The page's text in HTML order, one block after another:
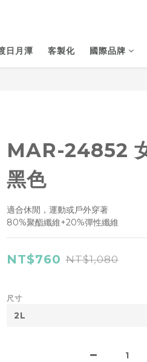
日月潭 客製化 國際品牌
MAR-24852
黑色
適合休閒，運動或戶外穿著​
80%聚酯纖維+20%彈性纖維
NT$760 NT$1,080
尺寸